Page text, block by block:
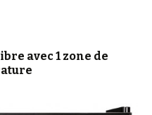
avec 1 zone de